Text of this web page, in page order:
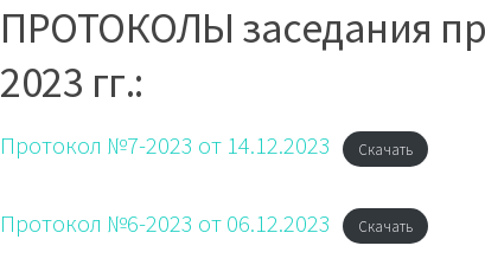
ПРОТОКОЛЫ заседания
2023 гг.:
Протокол №7-2023 от 14.12.2023 Скачать
Протокол №6-2023 от 06.12.2023 Скачать